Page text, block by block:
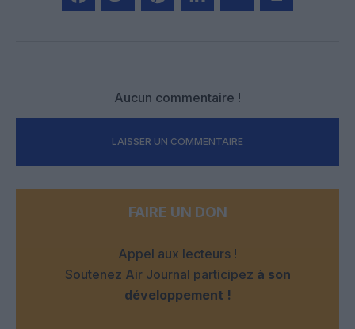
Aucun commentaire !
LAISSER UN COMMENTAIRE
FAIRE UN DON
Appel aux lecteurs !
Soutenez Air Journal participez à son
développement !